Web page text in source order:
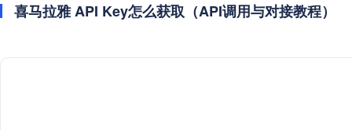
喜马拉雅 API Key怎么获取（API调用与对接教程）